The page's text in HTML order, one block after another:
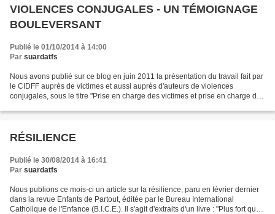
VIOLENCES CONJUGALES - UN TÉMOIGNAGE
BOULEVERSANT
Publié le 01/10/2014 à 14:00
Par suardatfs
Nous avons publié sur ce blog en juin 2011 la présentation du travail fait par
le CIDFF auprès de victimes et aussi auprès d'auteurs de violences
conjugales, sous le titre "Prise en charge des victimes et prise en charge des
RÉSILIENCE
Publié le 30/08/2014 à 16:41
Par suardatfs
Nous publions ce mois-ci un article sur la résilience, paru en février dernier
dans la revue Enfants de Partout, éditée par le Bureau International
Catholique de l'Enfance (B.I.C.E.). Il s'agit d'extraits d'un livre : "Plus fort que